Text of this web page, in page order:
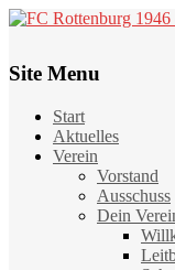
Site Menu
Start
Aktuelles
Verein
Vorstand
Ausschuss
Dein